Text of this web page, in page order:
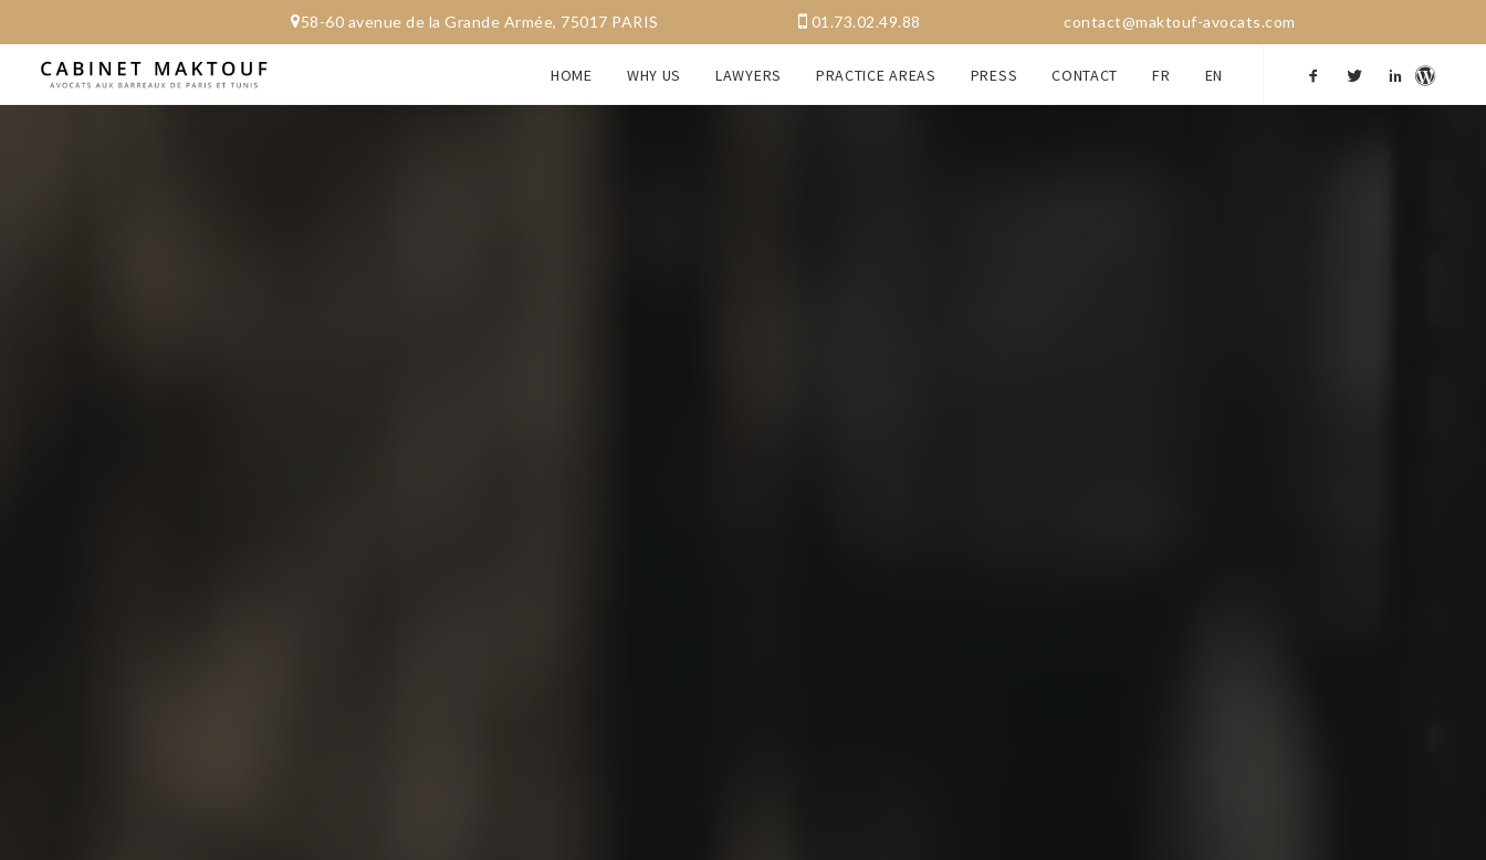
58-60 avenue de la Grande Armée, 75017 PARIS 01.73.02.49.88 contact@maktouf-avocats.com
HOME WHY US LAWYERS PRACTICE AREAS PRESS CONTACT FR EN